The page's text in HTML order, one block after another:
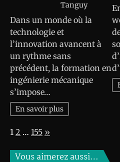
Tanguy
Dans un monde où la
technologie et
l’innovation avancent à
un rythme sans
précédent, la formation en
ingénierie mécanique
s’impose…
En savoir plus
Page:
1 2 … 155 Next
»
Vous aimerez aussi…